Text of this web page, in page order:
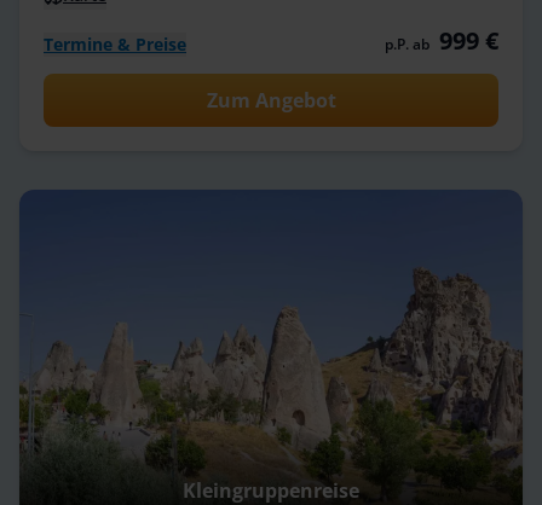
Termine & Preise p.P. ab 999 €
Zum Angebot
Kleingruppenreise